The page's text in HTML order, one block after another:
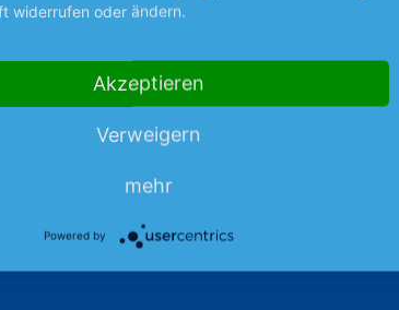
Während
News
widerrufen oder ändern.
Akzeptieren
Verweigern
mehr
Powered by